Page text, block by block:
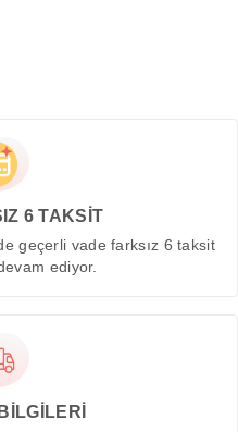
6 TAKSİT
geçerli vade farksız 6 taksit
ediyor.